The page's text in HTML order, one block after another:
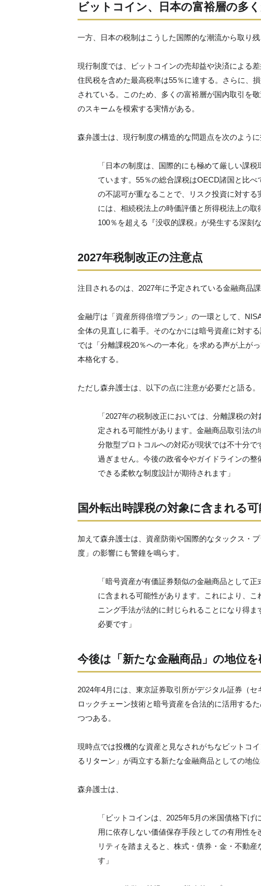
ビットコイン、日本の富裕層の多
一方、日本の税制はこうした国際的な潮流から取り残
現行制度では、ビットコインの売却益や決済による
住民税を含めた最高税率は55％に達する。さらに、
されている。このため、多くの富裕層が国内取引を
のスキームを模索する実情がある。
森弁護士は、現行制度の構造的な問題点を次のように
「日本の制度は、国際的にも極めて厳しい課
ています。55％の総合課税はOECD諸国と比
の不認可が重なることで、リスク投資に対す
には、相続税法上の時価評価と所得税法上の
100％を超える『没収的課税』が発生する深刻な
2027年税制改正の注意点
注目されるのは、2027年に予定されている金融商品
金融庁は「資産所得倍増プラン」の一環として、
全体の見直しに着手。そのなかには暗号資産に対す
では「分離課税20％への一本化」を求める声が上が
本格化する。
ただし森弁護士は、以下の点に注意が必要だと語る。
「2027年の税制改正においては、分離課税の
定される可能性があります。金融商品取引法
分散型プロトコルへの対応が現状では不十分
過ぎません。今後の政省令やガイドラインの
できる柔軟な制度設計が期待されます」
国外転出時課税の対象に含まれる可
加えて森弁護士は、資産防衛や国際的なタックス・
度」の影響にも警鐘を鳴らす。
「暗号資産が有価証券類似の金融商品として
に含まれる可能性があります。これにより、
ニング手法が法的に封じられることになり得
必要です」
今後は 「新たな金融商品」の地位
2024年4月には、東京証券取引所がデジタル証券（
ロックチェーン技術と暗号資産を合法的に活用する
つつある。
現時点では投機的な資産と見なされがちなビットコ
るリターン」が両立する新たな金融商品としての地位
森弁護士は、
「ビットコインは、2025年5月の米国債格下
用に依存しない価値保存手段としての有用性
リティを踏まえると、株式・債券・金・不動
す」